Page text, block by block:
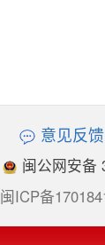
意见反馈
闽公网安备
闽ICP备